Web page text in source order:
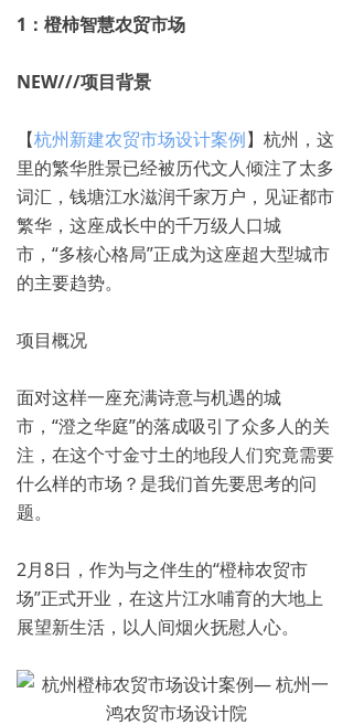
1： 橙柿智慧农贸市场
NEW///项目背景
【杭州新建农贸市场设计案例】杭州，这
里的繁华胜景已经被历代文人倾注了太多
词汇，钱塘江水滋润千家万户，见证都市
繁华，这座成长中的千万级人口城
市，“多核心格局”正成为这座超大型城市
的主要趋势。
项目概况
面对这样一座充满诗意与机遇的城
市，“澄之华庭”的落成吸引了众多人的关
注，在这个寸金寸土的地段人们究竟需要
什么样的市场？是我们首先要思考的问
题。
2月8日，作为与之伴生的“橙柿农贸市
场”正式开业，在这片江水哺育的大地上
展望新生活，以人间烟火抚慰人心。